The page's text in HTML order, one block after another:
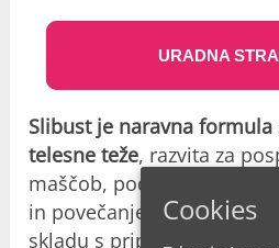
URADNA
Slibust je naravna formula
telesne teže, razvita za
maščob, podporo
in povečanje proizvodnje
skladu s priporočili
Cookies